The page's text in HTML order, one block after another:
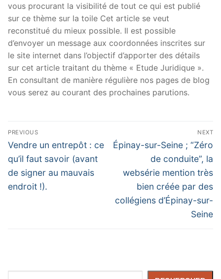
vous procurant la visibilité de tout ce qui est publié
sur ce thème sur la toile Cet article se veut
reconstitué du mieux possible. Il est possible
d’envoyer un message aux coordonnées inscrites sur
le site internet dans l’objectif d’apporter des détails
sur cet article traitant du thème « Etude Juridique ».
En consultant de manière régulière nos pages de blog
vous serez au courant des prochaines parutions.
Navigation
de
l’article
PREVIOUS
Previous
post:
Vendre un entrepôt : ce
qu’il faut savoir (avant
de signer au mauvais
endroit !).
NEXT
Next
Épinay-sur-Seine ; “Zéro
de conduite”, la
websérie mention très
bien créée par des
collégiens d’Épinay-sur-
Seine